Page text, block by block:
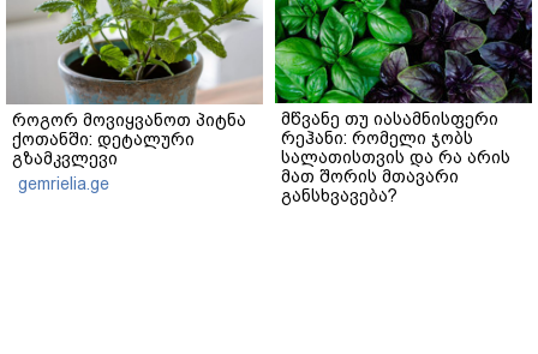
როგორ მოვიყვანოთ პიტნა
ქოთანში: დეტალური
გზამკვლევი
gemrielia.ge
მწვანე თუ იასამნისფერი
რეჰანი: რომელი ჯობს
სალათისთვის და რა არის
მათ შორის მთავარი
განსხვავება?